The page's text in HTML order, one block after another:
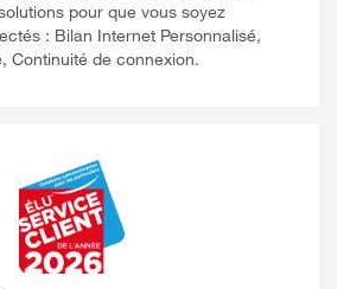
pour que vous soyez
: Bilan Internet Personnalisé,
Continuité de connexion.